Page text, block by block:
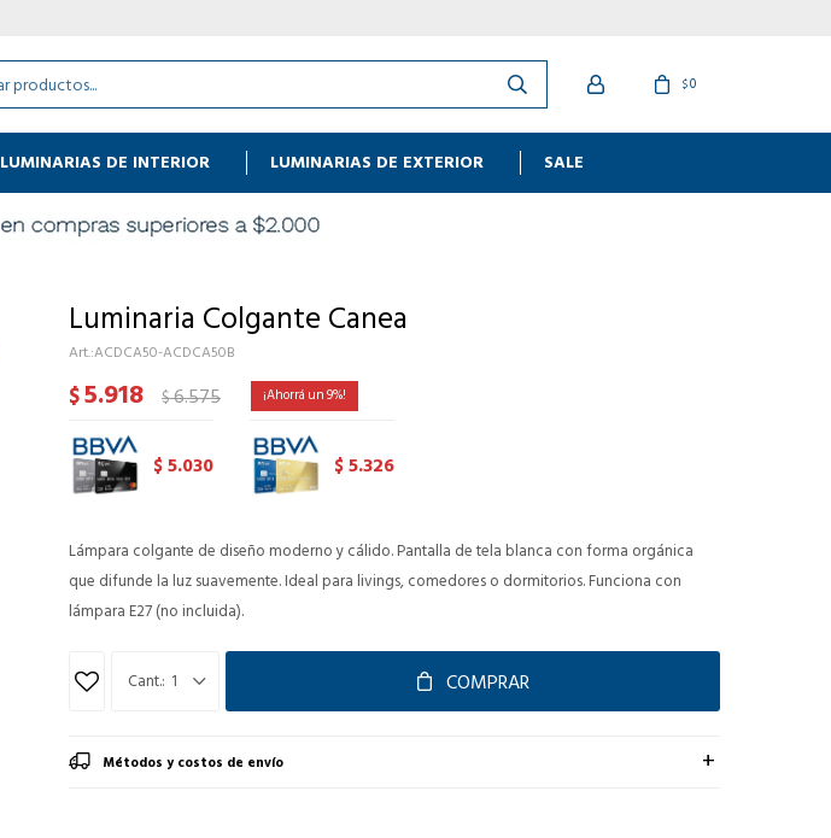
LUMINARIAS DE INTERIOR LUMINARIAS DE EXTERIOR SALE
$0
Luminaria Colgante Canea
ACDCA50-ACDCA50B
$5.918 $6.575 9
$5.030 $5.326
Lámpara colgante de diseño moderno y cálido. Pantalla de tela blanca con forma orgánica
que difunde la luz suavemente. Ideal para livings, comedores o dormitorios. Funciona con
lámpara E27 (no incluida).
1 COMPRAR
Métodos y costos de envío